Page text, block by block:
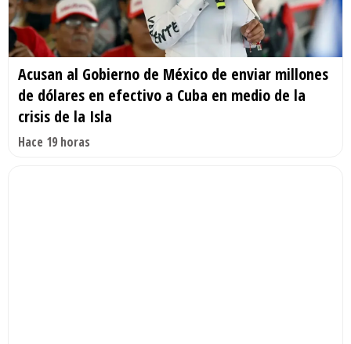
Acusan al Gobierno de México de enviar millones
de dólares en efectivo a Cuba en medio de la
crisis de la Isla
Hace 19 horas